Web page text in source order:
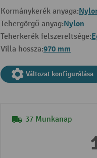
Kormánykerék anyaga:
Tehergörgő anyag:Nylon
Teherkerék felszereltsége:
Villa hossza:970 mm
Változat konfigurálása
37 Munkanap